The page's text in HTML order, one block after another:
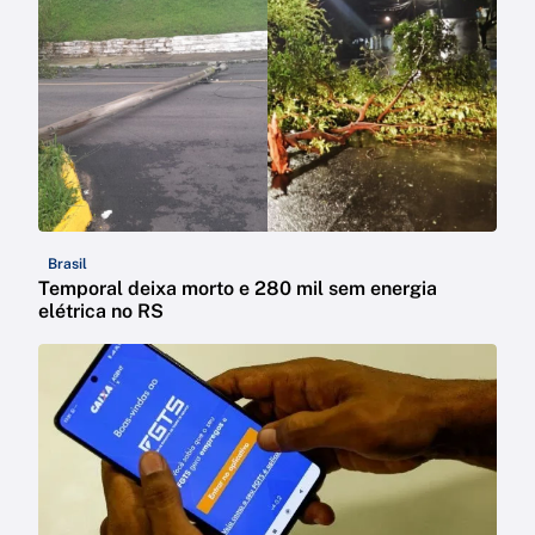
Brasil
Temporal deixa morto e 280 mil sem energia
elétrica no RS